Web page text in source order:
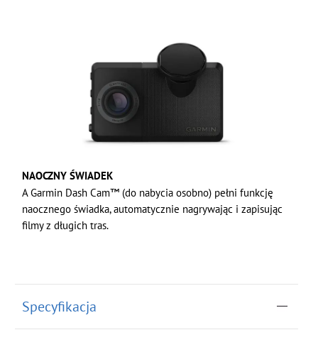
NAOCZNY ŚWIADEK
A Garmin Dash Cam™ (do nabycia osobno) pełni funkcję
naocznego świadka, automatycznie nagrywając i zapisując
filmy z długich tras.
Specyfikacja